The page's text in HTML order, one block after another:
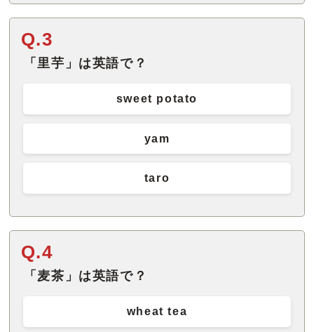
Q.3
「里芋」は英語で？
sweet potato
yam
taro
Q.4
「麦茶」は英語で？
wheat tea